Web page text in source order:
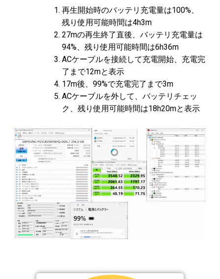
再生開始時のバッテリ充電量は100%、
残り使用可能時間は4h3m
27mの再生終了直後、バッテリ充電量は
94%、残り使用可能時間は6h36m
ACケーブルを接続して充電開始、充電完
了まで12mと表示
17m後、99%で充電完了まで3m
ACケーブルを外して、バッテリチェッ
ク、残り使用可能時間は18h20mと表示